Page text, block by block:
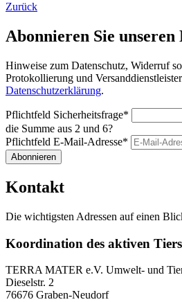
Zurück
Abonnieren Sie unseren
Hinweise zum Datenschutz, Widerruf
Protokollierung und
Datenschutzerklärung.
Pflichtfeld Sicherheitsfrage*
die Summe aus 2 und 6?
Pflichtfeld E-Mail-Adresse*
Abonnieren
Kontakt
Die wichtigsten Adressen auf einen
Koordination des aktiven
TERRA MATER e.V. Umwelt- und
Dieselstr. 2
76676 Graben-Neudorf